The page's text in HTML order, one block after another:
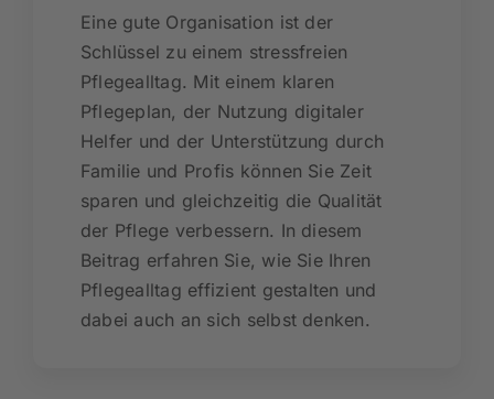
Eine gute Organisation ist der
Schlüssel zu einem stressfreien
Pflegealltag. Mit einem klaren
Pflegeplan, der Nutzung digitaler
Helfer und der Unterstützung durch
Familie und Profis können Sie Zeit
sparen und gleichzeitig die Qualität
der Pflege verbessern. In diesem
Beitrag erfahren Sie, wie Sie Ihren
Pflegealltag effizient gestalten und
dabei auch an sich selbst denken.